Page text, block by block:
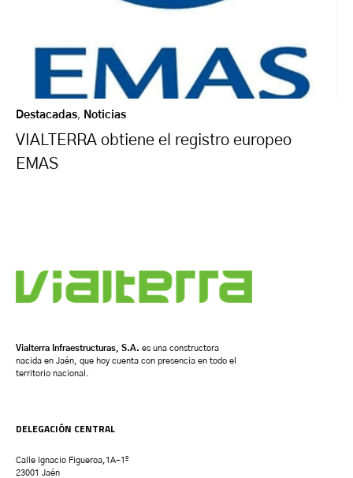
Destacadas, Noticias
VIALTERRA obtiene el registro europeo
EMAS
Vialterra Infraestructuras, S.A. es una constructora
nacida en Jaén, que hoy cuenta con presencia en todo el
territorio nacional.
DELEGACIÓN CENTRAL
Calle Ignacio Figueroa,1A-1º
23001 Jaén